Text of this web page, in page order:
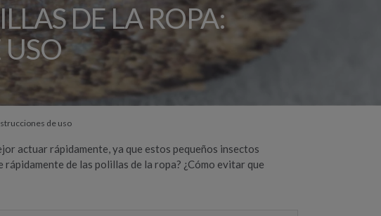
DE LA ROPA:
USO
de uso
actuar rápidamente, ya que estos pequeños insectos
de las polillas de la ropa? ¿Cómo evitar que